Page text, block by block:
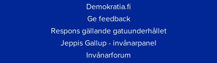
Demokratia.fi
Ge feedback
Respons gällande gatuunderhållet
Jeppis Gallup - invånarpanel
Invånarforum